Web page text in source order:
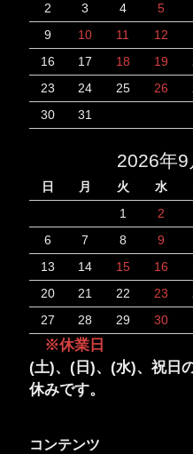
2
3 4 5
9
10 11 12
16
17 18 19
23
24 25 26
30
31
2026年9
日 月 火 水
1
2
6
7 8 9
13
14 15 16
20
21 22 23
27
28 29 30
※休業日
(土)、(日)、(水)、祝日
休みです。
コンテンツ